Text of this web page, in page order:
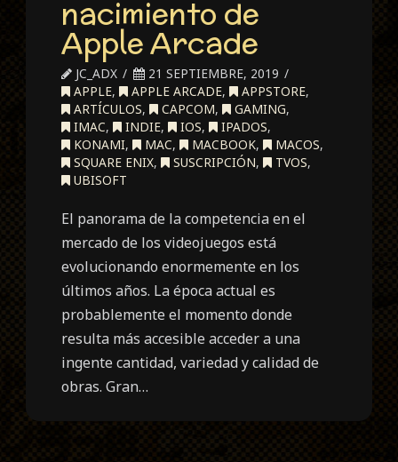
nacimiento de
Apple Arcade
JC_ADX
21 SEPTIEMBRE, 2019
APPLE, APPLE ARCADE, APPSTORE,
ARTÍCULOS, CAPCOM, GAMING,
IMAC, INDIE, IOS, IPADOS,
KONAMI, MAC, MACBOOK, MACOS,
SQUARE ENIX, SUSCRIPCIÓN, TVOS,
UBISOFT
El panorama de la competencia en el
mercado de los videojuegos está
evolucionando enormemente en los
últimos años. La época actual es
probablemente el momento donde
resulta más accesible acceder a una
ingente cantidad, variedad y calidad de
obras. Gran…